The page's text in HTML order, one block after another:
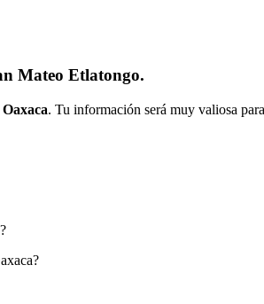
Mateo Etlatongo.
Oaxaca. Tu información será muy valiosa